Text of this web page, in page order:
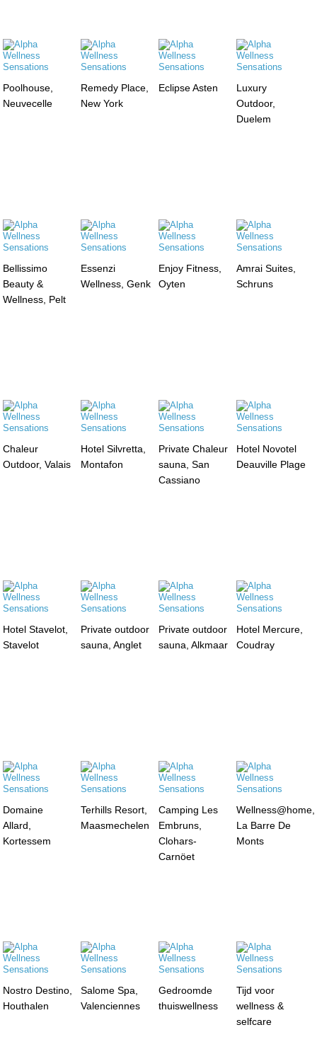
Poolhouse,
Neuvecelle
Remedy Place,
New York
Eclipse Asten
Luxury
Outdoor,
Duelem
Bellissimo
Beauty &
Wellness, Pelt
Essenzi
Wellness, Genk
Enjoy Fitness,
Oyten
Amrai Suites,
Schruns
Chaleur
Outdoor, Valais
Hotel Silvretta,
Montafon
Private Chaleur
sauna, San
Cassiano
Hotel Novotel
Deauville Plage
Hotel Stavelot,
Stavelot
Private outdoor
sauna, Anglet
Private outdoor
sauna, Alkmaar
Hotel Mercure,
Coudray
Domaine
Allard,
Kortessem
Terhills Resort,
Maasmechelen
Camping Les
Embruns,
Clohars-
Carnöet
Wellness@home,
La Barre De
Monts
Nostro Destino,
Houthalen
Salome Spa,
Valenciennes
Gedroomde
thuiswellness
Tijd voor
wellness &
selfcare